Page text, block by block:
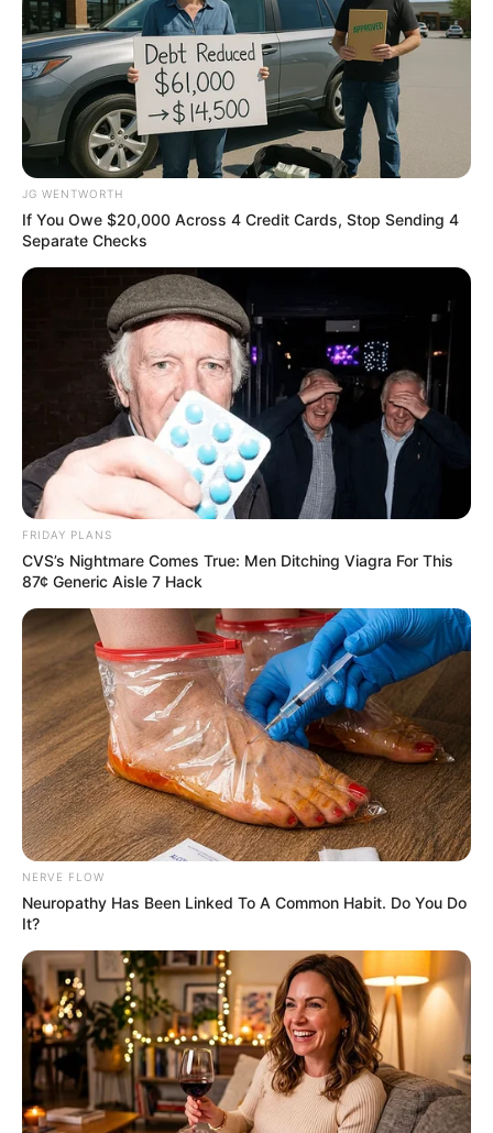
ดูดวง
ดูเพิ่มเติม
ดูดวง
เบอร์โทร คน Keep look เป๊ะทุกมุมดูดี
ทุกองศา คุณล่ะมีเลขคู่นี้ไหม
ดูดวง
วันที่ 1 ส.ค. 2569 วันคล้ายวันสำเร็จ
มรรคผลพระโพธิสัตว์กวนอิม
สีมงคล
แจกตาราง สีมงคลตามราศี 2569 ประจำ
เดือนสิงหาคม โดย อ.รักษ์ เลขเด็ด
สีมงคล
สีมงคล
แจกตาราง สีมงคลตามราศี 2569 ประจำ
เดือนกรกฎาคม โดย อ.รักษ์ เลขเด็ด
JG WENTWORTH
If You Owe $20,000 Across 4 Credit Cards, Stop Sending 4
Separate Checks
FRIDAY PLANS
CVS’s Nightmare Comes True: Men Ditching Viagra For This
87¢ Generic Aisle 7 Hack
NERVE FLOW
Neuropathy Has Been Linked To A Common Habit. Do You Do
It?